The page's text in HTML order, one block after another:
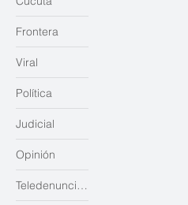
Judicial
Opinión
Teledenuncias
Frontera
Viral
Política